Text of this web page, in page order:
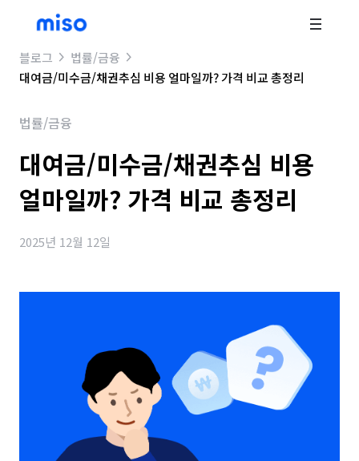
블로그
법률/금융
대여금/미수금/채권추심 비용 얼마일까? 가격 비교 총정리
법률/금융
대여금/미수금/채권추심 비용
얼마일까? 가격 비교 총정리
2025년 12월 12일